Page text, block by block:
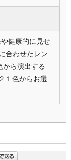
健康的に見せ
合わせたレン
から演出する
１色からお選